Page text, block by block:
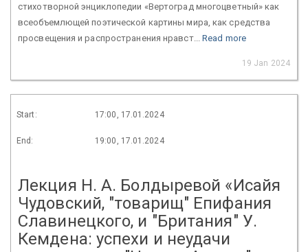
стихотворной энциклопедии «Вертоград многоцветный» как
всеобъемлющей поэтической картины мира, как средства
просвещения и распространения нравст... Read more
19 Jan 2024
Start: 17:00, 17.01.2024
End: 19:00, 17.01.2024
Лекция Н. А. Болдыревой «Исайя
Чудовский, "товарищ" Епифания
Славинецкого, и "Британия" У.
Кемдена: успехи и неудачи